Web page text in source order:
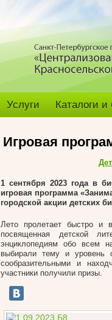
Услуги Каталоги
Игровая
1 сентября 2023 года в
игровая программа
городской акции детских
Лето пролетает быстро и
посвященная детской
энциклопедиям обо всем
выбирали тему и уровень
сообразительными и
участники получили призы.